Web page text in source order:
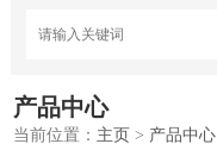
产品中心
当前位置： 主页 > 产品中心